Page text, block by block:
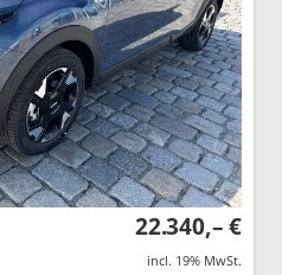
22.340,– €
incl. 19% MwSt.